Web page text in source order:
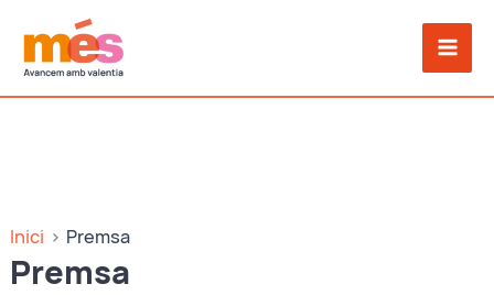
contingut
Inici Premsa
Premsa